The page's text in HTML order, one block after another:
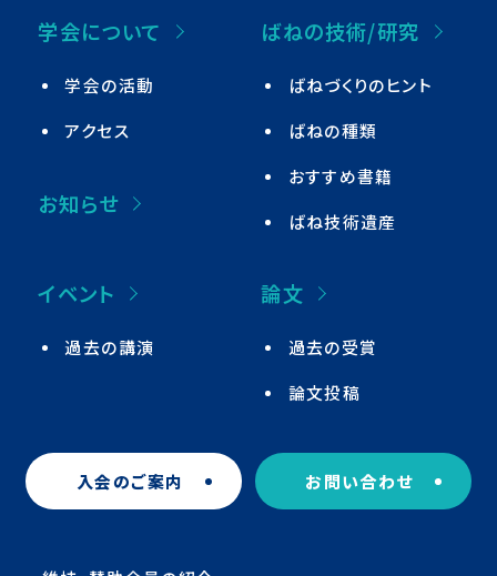
学会について
学会の活動
アクセス
お知らせ
ばねの技術/研究
ばねづくりのヒント
ばねの種類
おすすめ書籍
ばね技術遺産
イベント
過去の講演
論文
過去の受賞
論文投稿
入会のご案内 お問い合わせ